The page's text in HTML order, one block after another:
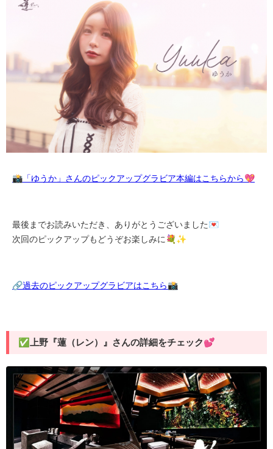
📸「ゆうか」さんのピックアップグラビア本編はこちらから💖
最後までお読みいただき、ありがとうございました💌
次回のピックアップもどうぞお楽しみに💐✨
🔗過去のピックアップグラビアはこちら📸
✅上野『蓮（レン）』さんの詳細をチェック💕